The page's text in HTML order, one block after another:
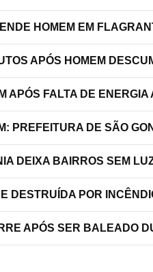
HOMEM EM
APÓS HOMEM
APÓS FALTA DE
PREFEITURA DE SÃO
DEIXA BAIRROS SEM
DESTRUÍDA POR
APÓS SER BALEADO